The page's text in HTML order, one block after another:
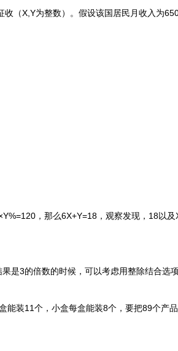
（X,Y为整数）。假设该国居民月收入为
，那么6X+Y=18，观察发现，18以及
3的倍数的时候，可以考虑用整除结合选项
装11个，小盒每盒能装8个，要把89个产品